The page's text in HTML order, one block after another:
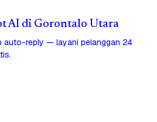
AI di Gorontalo Utara
auto-reply — layani pelanggan 24